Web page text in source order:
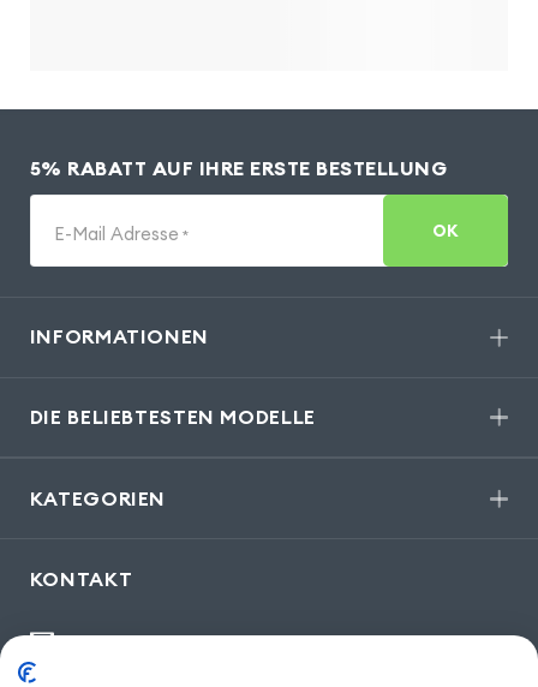
5% RABATT AUF IHRE ERSTE BESTELLUNG
E-Mail Adresse * OK
INFORMATIONEN
DIE BELIEBTESTEN MODELLE
KATEGORIEN
KONTAKT
kontakt@gsm55.de